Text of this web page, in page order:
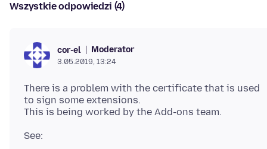
Wszystkie odpowiedzi (4)
cor-el Moderator
3.05.2019, 13:24
There is a problem with the certificate that is used
to sign some extensions.